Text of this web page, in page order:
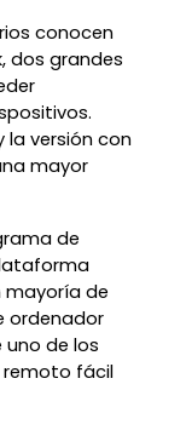
conocen
dos grandes
la versión con
mayor
de
mayoría de
ordenador
uno de los
remoto fácil